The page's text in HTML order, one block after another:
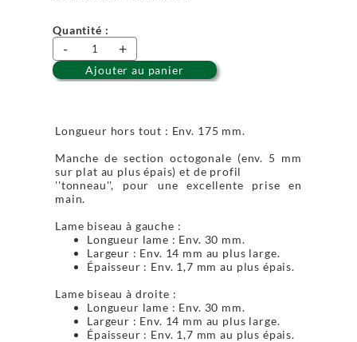
Quantité :
- +
Ajouter au panier
Longueur hors tout : Env. 175 mm.
Manche de section octogonale (env. 5 mm
sur plat au plus épais) et de profil
''tonneau'', pour une excellente prise en
main.
Lame biseau à gauche :
Longueur lame : Env. 30 mm.
Largeur : Env. 14 mm au plus large.
Épaisseur : Env. 1,7 mm au plus épais.
Lame biseau à droite :
Longueur lame : Env. 30 mm.
Largeur : Env. 14 mm au plus large.
Épaisseur : Env. 1,7 mm au plus épais.